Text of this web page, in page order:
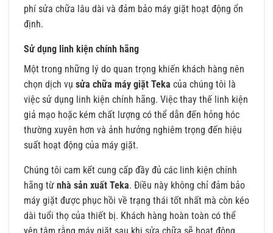
phí sửa chữa lâu dài và đảm bảo máy giặt hoạt động ổn
định.
Sử dụng linh kiện chính hãng
Một trong những lý do quan trọng khiến khách hàng nên
chọn dịch vụ sửa chữa máy giặt Teka của chúng tôi là
việc sử dụng linh kiện chính hãng. Việc thay thế linh kiện
giả mạo hoặc kém chất lượng có thể dẫn đến hỏng hóc
thường xuyên hơn và ảnh hưởng nghiêm trọng đến hiệu
suất hoạt động của máy giặt.
Chúng tôi cam kết cung cấp đầy đủ các linh kiện chính
hãng từ nhà sản xuất Teka. Điều này không chỉ đảm bảo
máy giặt được phục hồi về trạng thái tốt nhất mà còn kéo
dài tuổi thọ của thiết bị. Khách hàng hoàn toàn có thể